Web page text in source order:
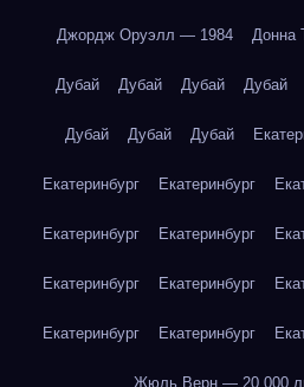
Джордж Оруэлл — 1984 Донна
Дубай Дубай Дубай Дубай
Дубай Дубай Дубай
Екатеринбург Екатеринбург
Екатеринбург Екатеринбург
Екатеринбург Екатеринбург
Екатеринбург Екатеринбург
Жюль Верн — 20 000